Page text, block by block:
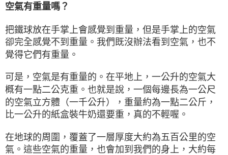
空氣有重量嗎？
把鐵球放在手掌上會感覺到重量，但是手掌上的空氣
卻完全感覺不到重量。我們既沒辦法看到空氣，也不
覺得它們有重量。
可是，空氣是有重量的。在平地上，一公升的空氣大
概有一點二公克重。也就是說，一個每邊長為一公尺
的空氣立方體（一千公升），重量約為一點二公斤，
比一公升的紙盒裝牛奶還要重，真的不輕喔。
在地球的周圍，覆蓋了一層厚度大約為五百公里的空
氣。這些空氣的重量，也會加到我們的身上，大約每